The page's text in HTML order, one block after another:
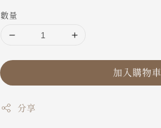
數量
加入購物車
分享